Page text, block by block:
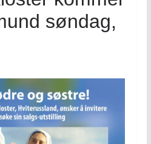
søndag,